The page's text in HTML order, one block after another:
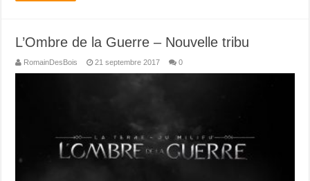
L’Ombre de la Guerre – Nouvelle tribu
RomainDesBois 21 septembre 2017 0